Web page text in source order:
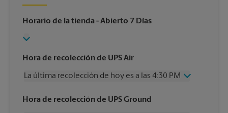
Horario de la tienda - Abierto 7 Días
Hora de recolección de UPS Air
La última recolección de hoy es a las 4:30 PM
Miércoles
4:30 PM
Hora de recolección de UPS Ground